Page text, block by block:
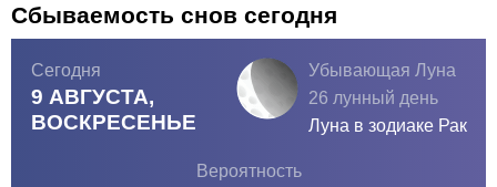
Сбываемость снов сегодня
Сегодня
9 АВГУСТА,
ВОСКРЕСЕНЬЕ
Убывающая Луна
26 лунный день
Луна в зодиаке Рак
Вероятность